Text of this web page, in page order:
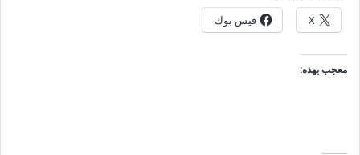
X فيس بوك
معجب بهذه: